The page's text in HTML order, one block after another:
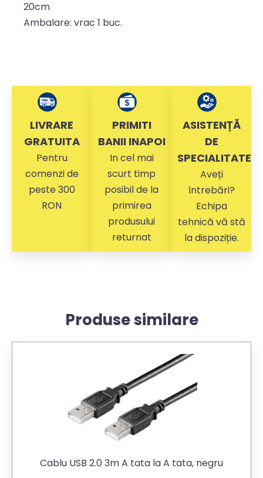
20cm
Ambalare: vrac 1 buc.
LIVRARE
GRATUITA
Pentru
comenzi de
peste 300
RON
PRIMITI
BANII INAPOI
In cel mai
scurt timp
posibil de la
primirea
produsului
returnat
ASISTENȚĂ
DE
SPECIALITATE
Aveți
întrebări?
Echipa
tehnică vă stă
la dispoziție.
Produse similare
Cablu USB 2.0 3m A tata la A tata, negru